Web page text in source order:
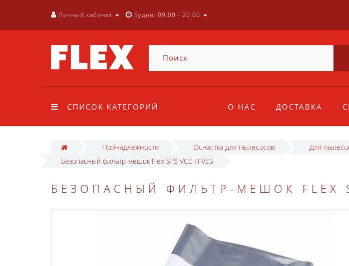
Личный кабинет Будни: 09:00 - 20:00
СПИСОК КАТЕГОРИЙ О НАС ДОСТАВКА
Принадлежности Оснастка для пылесосов
Для
Безопасный фильтр-мешок Flex SFS VCE H VE5
БЕЗОПАСНЫЙ ФИЛЬТР-МЕШОК FLEX